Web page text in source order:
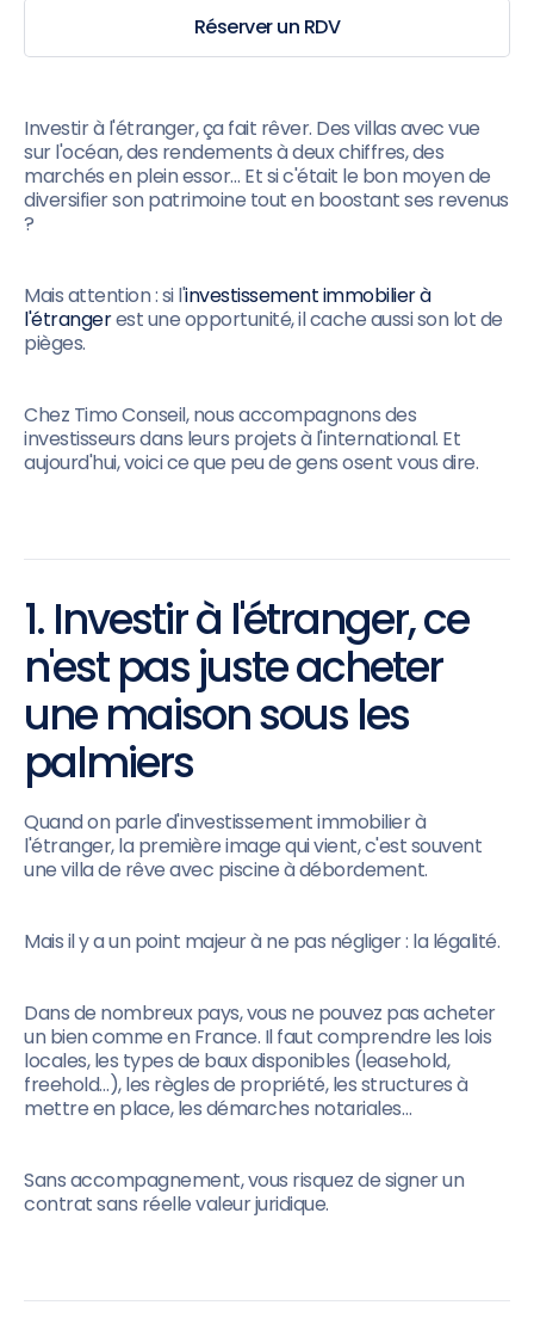
Investir à l'étranger, ça fait rêver. Des villas avec vue
sur l'océan, des rendements à deux chiffres, des
marchés en plein essor… Et si c'était le bon moyen de
diversifier son patrimoine tout en boostant ses revenus
?
Mais attention : si l'investissement immobilier à
l'étrangerest une opportunité, il cache aussi son lot de
pièges.
Chez Timo Conseil, nous accompagnons des
investisseurs dans leurs projets à l'international. Et
aujourd'hui, voici ce que peu de gens osent vous dire.
1. Investir à l'étranger, ce
n'est pas juste acheter
une maison sous les
palmiers
Quand on parle d'investissement immobilier à
l'étranger, la première image qui vient, c'est souvent
une villa de rêve avec piscine à débordement.
Mais il y a un point majeur à ne pas négliger : la légalité.
Dans de nombreux pays, vous ne pouvez pas acheter
un bien comme en France. Il faut comprendre les lois
locales, les types de baux disponibles (leasehold,
freehold…), les règles de propriété, les structures à
mettre en place, les démarches notariales…
Sans accompagnement, vous risquez de signer un
contrat sans réelle valeur juridique.
Réserver un RDV